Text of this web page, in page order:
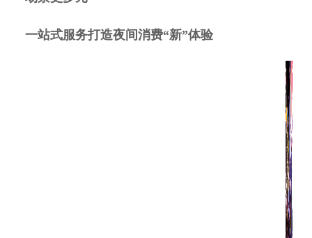
一站式服务打造夜间消费“新”体验